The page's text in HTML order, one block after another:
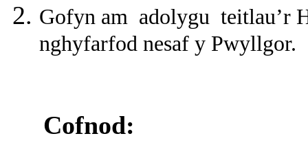
Gofyn am adolygu teitlau’r
nghyfarfod nesaf y Pwyllgor.
Cofnod: